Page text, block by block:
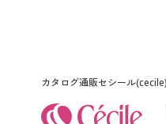
カタログ通販セシール